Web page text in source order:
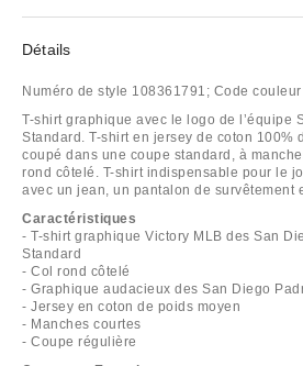
Détails
Numéro de style 108361791; Code couleur
T-shirt graphique avec le logo de l’équipe
Standard. T-shirt en jersey de coton 100%
coupé dans une coupe standard, à
rond côtelé. T-shirt indispensable pour le
avec un jean, un pantalon de survêtement
Caractéristiques
- T-shirt graphique Victory MLB des San
Standard
- Col rond côtelé
- Graphique audacieux des San Diego
- Jersey en coton de poids moyen
- Manches courtes
- Coupe régulière